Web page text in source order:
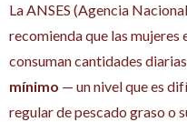
La ANSES (Agencia
recomienda que las mujeres
consuman cantidades
mínimo — un nivel que es
regular de pescado graso o